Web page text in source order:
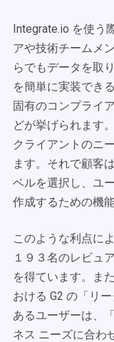
Integrate.io を使う
アや技術チームメ
らでもデータを取
を簡単に実装できる
固有のコンプライ
どが挙げられます。
クライアントのニ
ます。それで顧客
ベルを選択し、ユ
作成するための機
このような利点に
１９３名のレビュ
を得ています。ま
おける G2 の「リ
あるユーザーは、
ネス ニーズに合わ